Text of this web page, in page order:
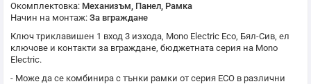
Окомплектовка: Механизъм, Панел, Рамка
Начин на монтаж: За вграждане
Ключ триклавишен 1 вход 3 изхода, Mono Electric Eco, Бял-Сив, ел
ключове и контакти за вграждане, бюджетната серия на Mono
Electric.
- Може да се комбинира с тънки рамки от серия ECO в различни